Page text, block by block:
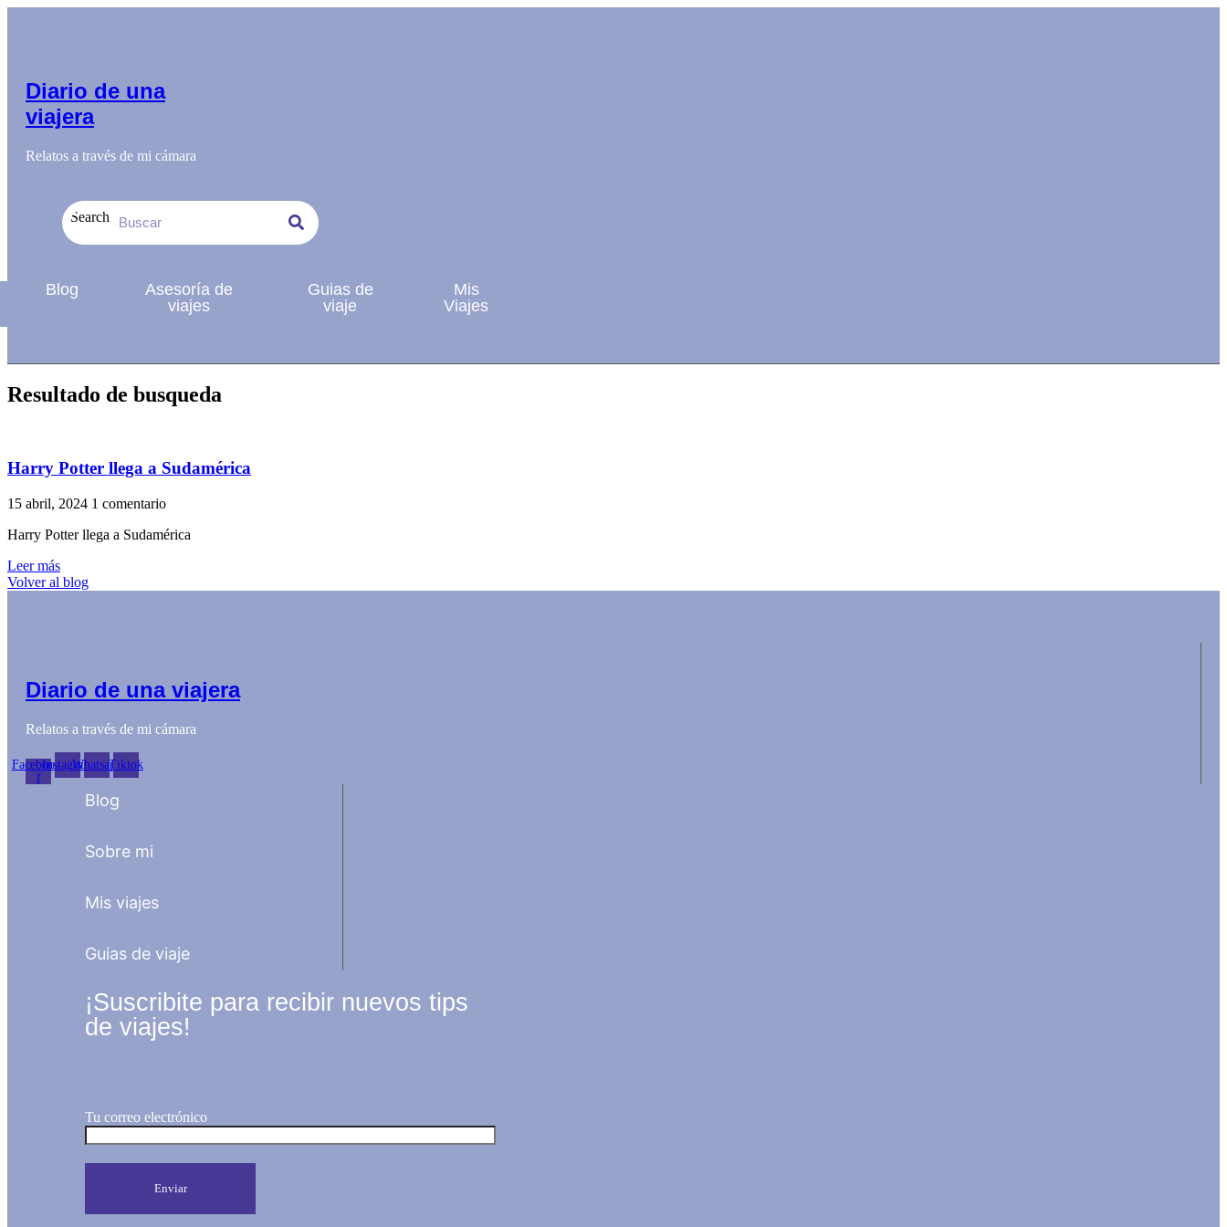
Diario de una
viajera
Relatos a través de mi cámara
Search
Blog
Asesoría de
viajes
Guias de
viaje
Mis
Viajes
Resultado de busqueda
Harry Potter llega a Sudamérica
15 abril, 2024 1 comentario
Harry Potter llega a Sudamérica
Leer más
Volver al blog
Diario de una viajera
Relatos a través de mi cámara
Facebook-
f
InstagramWhatsappTiktok
Blog
Sobre mi
Mis viajes
Guias de viaje
¡Suscribite para recibir nuevos tips
de viajes!
Tu correo electrónico